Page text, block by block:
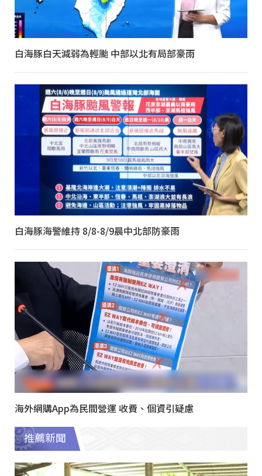
白海豚白天減弱為輕颱 中部以北有局部豪雨
白海豚海警維持 8/8-8/9晨中北部防豪雨
海外網購App為民間營運 收費、個資引疑慮
推薦新聞